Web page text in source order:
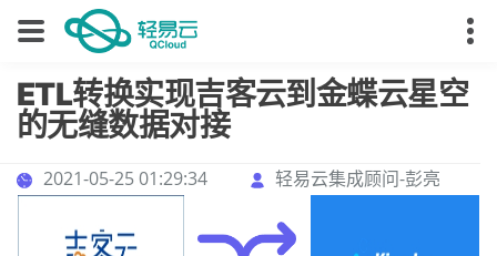
ETL转换实现吉客云到金蝶云星空
的无缝数据对接
2021-05-25 01:29:34 轻易云集成顾问-彭亮